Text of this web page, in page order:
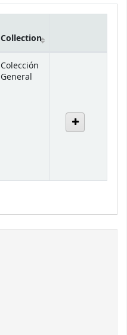
Collection
Colección
General